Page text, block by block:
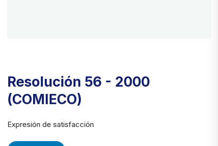
Resolución 56 - 2000
(COMIECO)
Expresión de satisfacción